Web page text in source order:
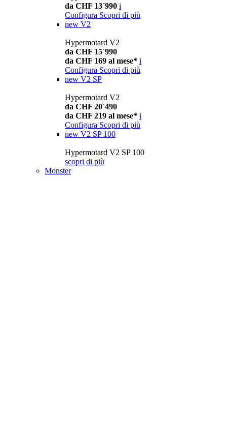
da CHF 13´990 i
Configura Scopri di più
new V2
Hypermotard V2
da CHF 15´990
da CHF 169 al mese* i
Configura Scopri di più
new V2 SP
Hypermotard V2
da CHF 20´490
da CHF 219 al mese* i
Configura Scopri di più
new V2 SP 100
Hypermotard V2 SP 100
scopri di più
Monster